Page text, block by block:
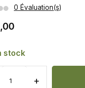
0 Évaluation(s)
stock
+